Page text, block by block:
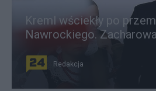
Kreml wściekły po
Nawrockiego. Zacharowa
Redakcja